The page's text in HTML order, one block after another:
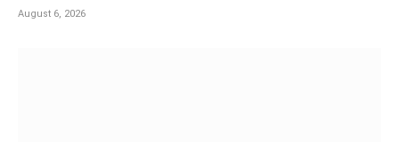
August 6, 2026